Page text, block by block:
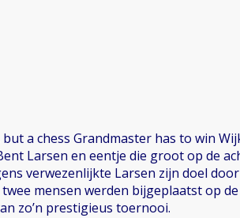
a chess Grandmaster has to win
Larsen en eentje die groot op de
verwezenlijkte Larsen zijn doel door
mensen werden bijgeplaatst op
zo’n prestigieus toernooi.